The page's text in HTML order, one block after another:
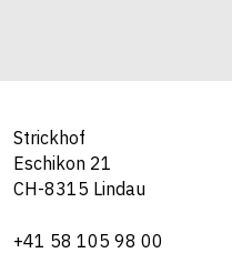
Strickhof
Eschikon 21
CH-8315 Lindau
+41 58 105 98 00